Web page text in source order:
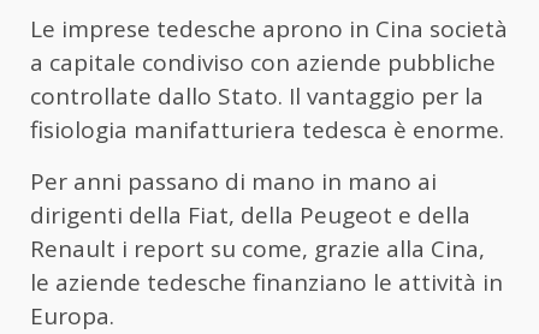
Le imprese tedesche aprono in Cina società
a capitale condiviso con aziende pubbliche
controllate dallo Stato. Il vantaggio per la
fisiologia manifatturiera tedesca è enorme.
Per anni passano di mano in mano ai
dirigenti della Fiat, della Peugeot e della
Renault i report su come, grazie alla Cina,
le aziende tedesche finanziano le attività in
Europa.